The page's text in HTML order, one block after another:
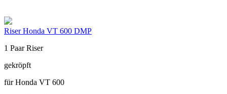
Riser Honda VT 600 DMP
1 Paar Riser
gekröpft
für Honda VT 600